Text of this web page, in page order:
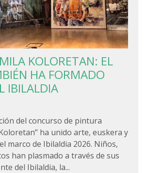
KOLORETAN: EL
HA FORMADO
IBILALDIA
del concurso de pintura
ha unido arte, euskera y
marco de Ibilaldia 2026. Niños,
han plasmado a través de sus
del Ibilaldia, la...